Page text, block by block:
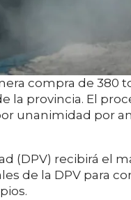
compra de 380
la provincia. El
unanimidad por
(DPV) recibirá el
de la DPV para